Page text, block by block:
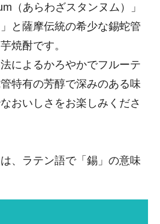
（あらわざスタンヌム）」
と薩摩伝統の希少な錫蛇管
焼酎です。
によるかろやかでフルーテ
特有の芳醇で深みのある味
おいしさをお楽しみくださ
、ラテン語で「錫」の意味